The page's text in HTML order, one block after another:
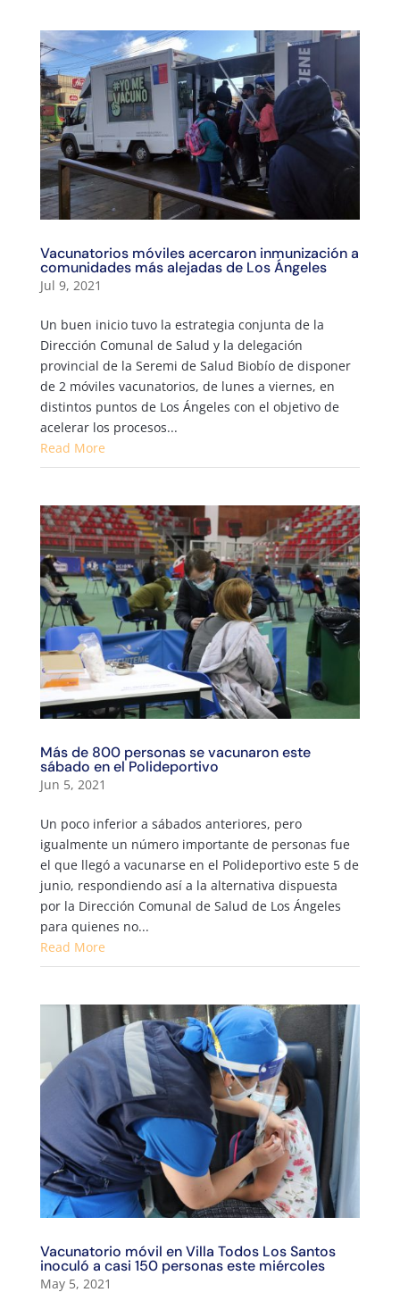
Vacunatorios móviles acercaron inmunización a
comunidades más alejadas de Los Ángeles
Jul 9, 2021
Un buen inicio tuvo la estrategia conjunta de la
Dirección Comunal de Salud y la delegación
provincial de la Seremi de Salud Biobío de disponer
de 2 móviles vacunatorios, de lunes a viernes, en
distintos puntos de Los Ángeles con el objetivo de
acelerar los procesos...
Read More
Más de 800 personas se vacunaron este
sábado en el Polideportivo
Jun 5, 2021
Un poco inferior a sábados anteriores, pero
igualmente un número importante de personas fue
el que llegó a vacunarse en el Polideportivo este 5 de
junio, respondiendo así a la alternativa dispuesta
por la Dirección Comunal de Salud de Los Ángeles
para quienes no...
Read More
Vacunatorio móvil en Villa Todos Los Santos
inoculó a casi 150 personas este miércoles
May 5, 2021